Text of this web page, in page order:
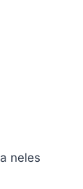
neles